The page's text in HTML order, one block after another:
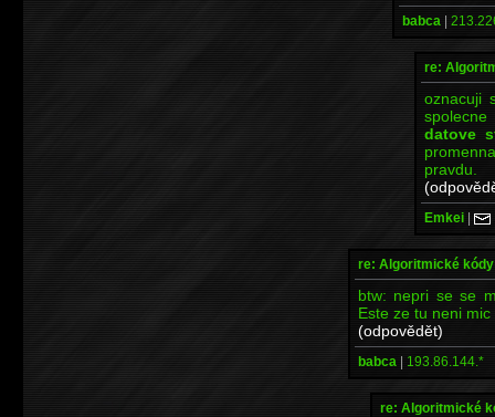
babca |
re:
oznacuji
datove
pravdu.
Emkei |
re: Algoritmické kódy
btw: nepri se se
Este ze tu neni mic
(odpovědět)
babca | 193.86.144.*
re: Algoritmické